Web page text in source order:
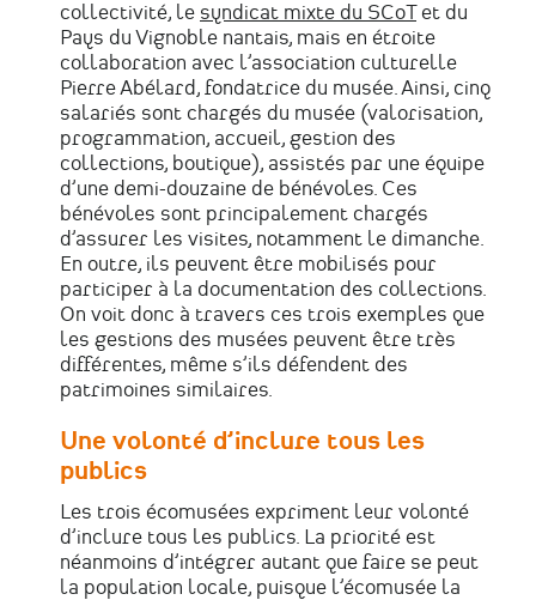
collectivité, le syndicat mixte du SCoTet du
Pays du Vignoble nantais, mais en étroite
collaboration avec l’association culturelle
Pierre Abélard, fondatrice du musée. Ainsi, cinq
salariés sont chargés du musée (valorisation,
programmation, accueil, gestion des
collections, boutique), assistés par une équipe
d’une demi-douzaine de bénévoles. Ces
bénévoles sont principalement chargés
d’assurer les visites, notamment le dimanche.
En outre, ils peuvent être mobilisés pour
participer à la documentation des collections.
On voit donc à travers ces trois exemples que
les gestions des musées peuvent être très
différentes, même s’ils défendent des
patrimoines similaires.
Une volonté d’inclure tous les
publics
Les trois écomusées expriment leur volonté
d’inclure tous les publics. La priorité est
néanmoins d’intégrer autant que faire se peut
la population locale, puisque l’écomusée la